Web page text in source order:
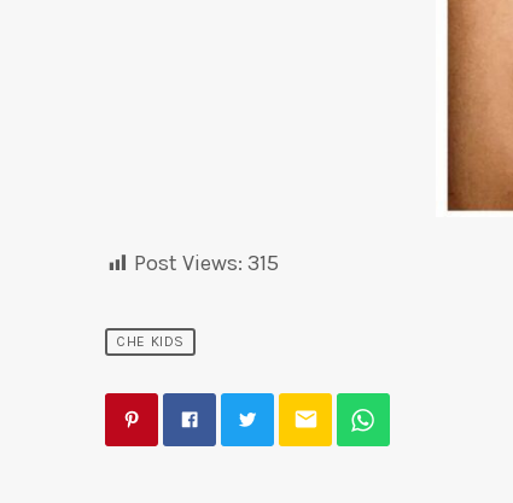
Post Views: 315
CHE KIDS
email